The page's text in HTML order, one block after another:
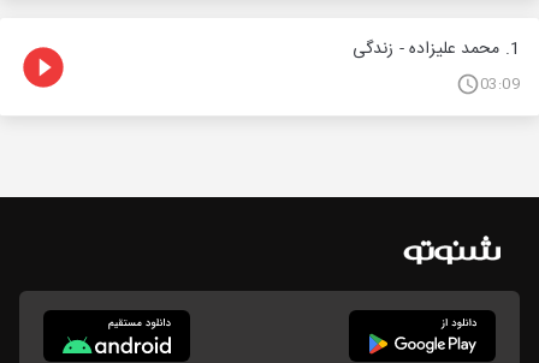
1. محمد علیزاده - زندگی
03:09